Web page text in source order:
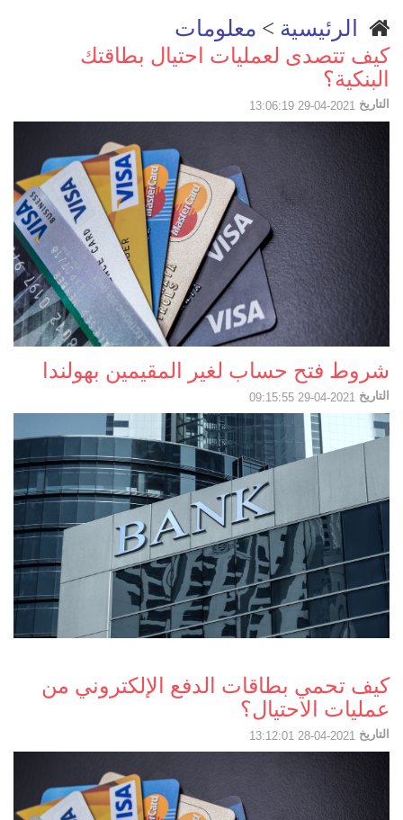
الرئيسية > معلومات
كيف تتصدى لعمليات احتيال بطاقتك
البنكية؟
التاريخ
شروط فتح حساب لغير المقيمين بهولندا
التاريخ
كيف تحمي بطاقات الدفع الإلكتروني من
عمليات الاحتيال؟
التاريخ